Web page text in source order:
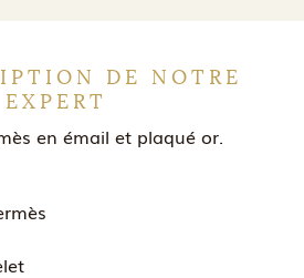
DE NOTRE
EXPERT
en émail et plaqué or.